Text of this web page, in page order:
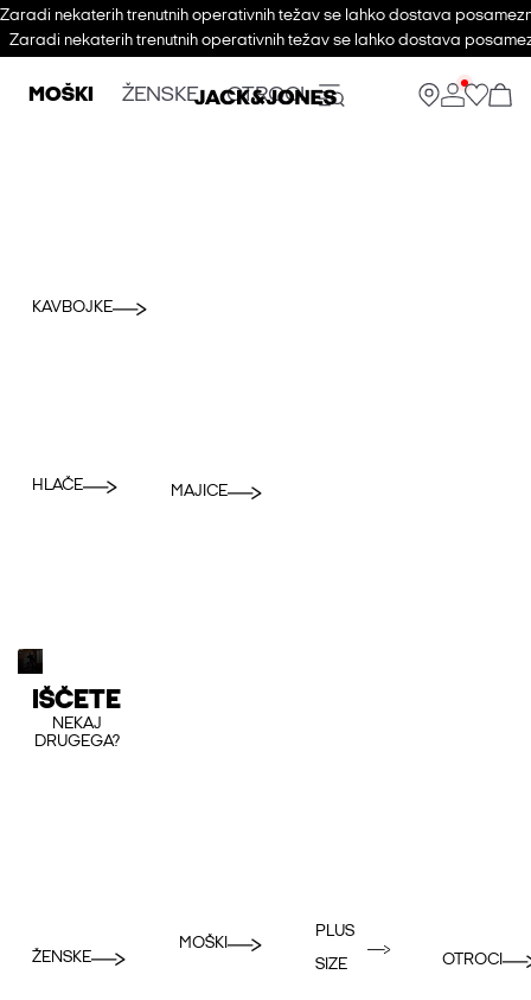
Zaradi nekaterih trenutnih operativnih težav se lahko dostava
Zaradi nekaterih trenutnih operativnih težav se lahko dostava
MOŠKI ŽENSKE OTROCI
KAVBOJKE
HLAČE MAJICE
IŠČETE
NEKAJ
DRUGEGA?
ŽENSKE
MOŠKI
PLUS
SIZE
OTROCI